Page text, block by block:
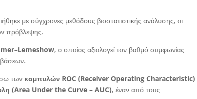
με σύγχρονες μεθόδους βιοστατιστικής ανάλυσης, οι
πρόβλεψης.
, ο οποίος αξιολογεί τον βαθμό συμφωνίας
των καμπυλών ROC (Receiver Operating Characteristic)
(Area Under the Curve – AUC), έναν από τους